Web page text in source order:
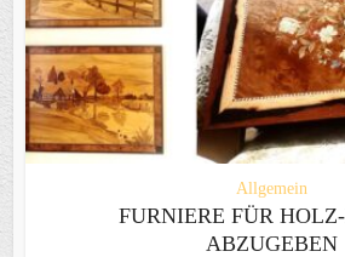
Allgemein
FURNIERE FÜR
ABZUGEBEN